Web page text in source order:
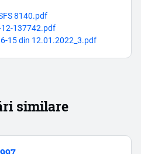
8140.pdf
12-137742.pdf
15 din 12.01.2022_3.pdf
similare